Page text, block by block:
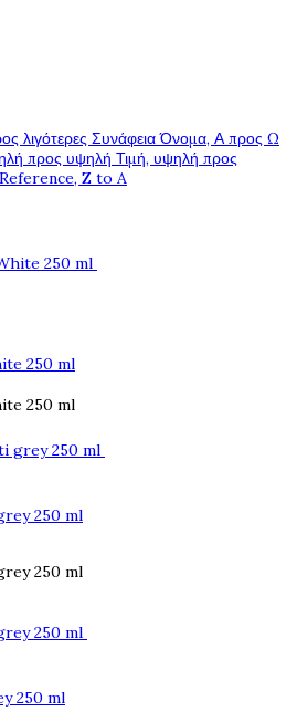
λιγότερες ΣυνάφειαΌνομα, Α προς Ω
προς υψηλή Τιμή, υψηλή προς
Reference, Z to A
250 ml
250 ml
250 ml
250 ml
250 ml